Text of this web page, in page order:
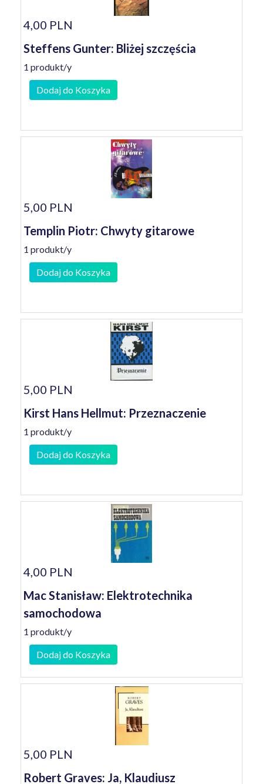
4,00 PLN
Steffens Gunter: Bliżej szczęścia
1 produkt/y
Dodaj do Koszyka
5,00 PLN
Templin Piotr: Chwyty gitarowe
1 produkt/y
Dodaj do Koszyka
5,00 PLN
Kirst Hans Hellmut: Przeznaczenie
1 produkt/y
Dodaj do Koszyka
4,00 PLN
Mac Stanisław: Elektrotechnika
samochodowa
1 produkt/y
Dodaj do Koszyka
5,00 PLN
Robert Graves: Ja, Klaudiusz